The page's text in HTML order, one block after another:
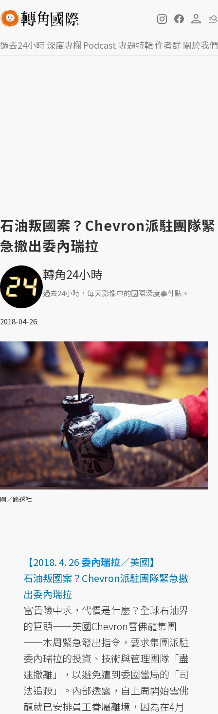
過去24小時深度專欄 Podcast 專題特輯作者群關於我們
石油叛國案？Chevron派駐團隊緊
急撤出委內瑞拉
轉角24小時
過去24小時，每天影像中的國際深度事件點。
2018-04-26
圖／路透社
【2018. 4. 26委內瑞拉／美國】
石油叛國案？Chevron派駐團隊緊急撤
出委內瑞拉
富貴險中求，代價是什麼？全球石油界
的巨頭——美國Chevron雪佛龍集團
——本周緊急發出指令，要求集團派駐
委內瑞拉的投資、技術與管理團隊「盡
速撤離」，以避免遭到委國當局的「司
法追殺」。內部透露，自上周開始雪佛
龍就已安排員工眷屬離境，因為在4月